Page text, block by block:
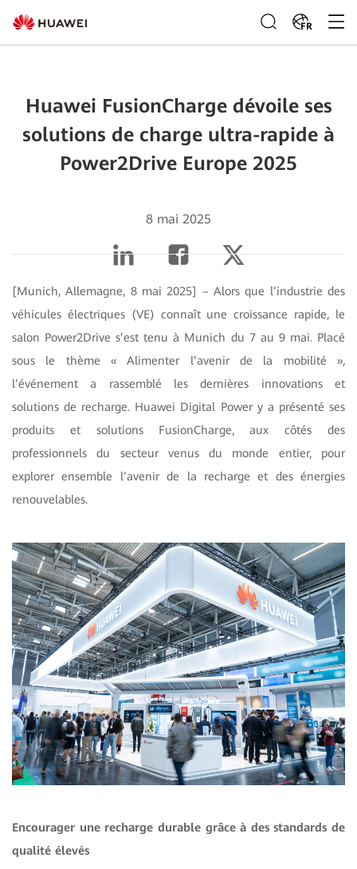
FR
Huawei FusionCharge dévoile ses
solutions de charge ultra-rapide à
Power2Drive Europe 2025
8 mai 2025
[Munich, Allemagne, 8 mai 2025] – Alors que l’industrie des
véhicules électriques (VE) connaît une croissance rapide, le
salon Power2Drive s’est tenu à Munich du 7 au 9 mai. Placé
sous le thème « Alimenter l’avenir de la mobilité »,
l’événement a rassemblé les dernières innovations et
solutions de recharge. Huawei Digital Power y a présenté ses
produits et solutions FusionCharge, aux côtés des
professionnels du secteur venus du monde entier, pour
explorer ensemble l’avenir de la recharge et des énergies
renouvelables.
Encourager une recharge durable grâce à des standards de
qualité élevés